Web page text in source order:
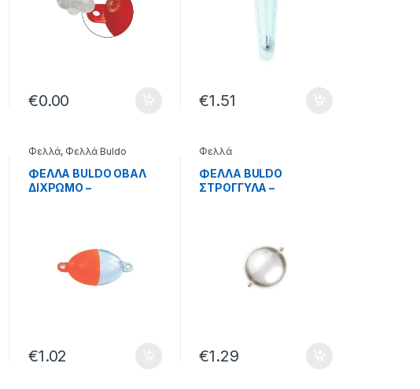
€0.00 €1.51
Φελλά, Φελλά Buldo
ΦΕΛΛΑ BULDO ΟΒΑΛ
ΔΙΧΡΩΜΟ –
€1.02
Φελλά
ΦΕΛΛΑ BULDO
ΣΤΡΟΓΓΥΛΑ –
€1.29